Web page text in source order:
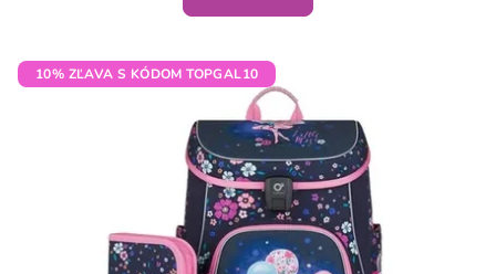
10% ZĽAVA S KÓDOM TOPGAL10